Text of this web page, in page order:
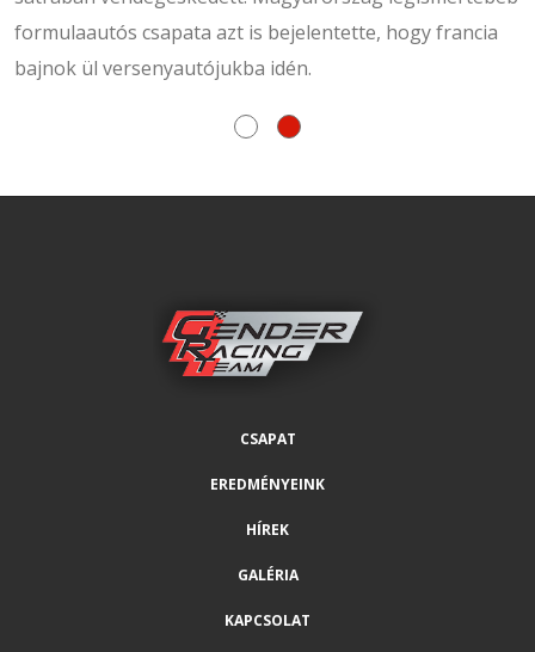
formulaautós csapata azt is bejelentette, hogy francia
bajnok ül versenyautójukba idén.
formulaautós csapata azt is bejelentette, hogy francia
bajnok ül versenyautójukba idén.
CSAPAT
EREDMÉNYEINK
HÍREK
GALÉRIA
KAPCSOLAT